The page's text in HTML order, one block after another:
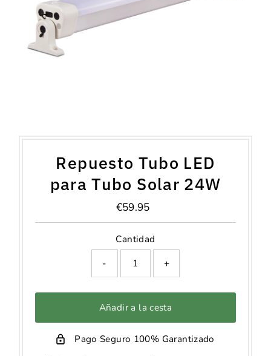
Repuesto Tubo LED
para Tubo Solar 24W
Precio
normal
€59.95
Cantidad
-
+
Añadir a la cesta
Pago Seguro 100% Garantizado